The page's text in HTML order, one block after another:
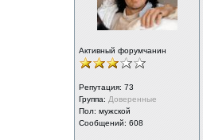
Активный форумчанин
Репутация: 73
Группа: Доверенные
Пол: мужской
Сообщений: 608